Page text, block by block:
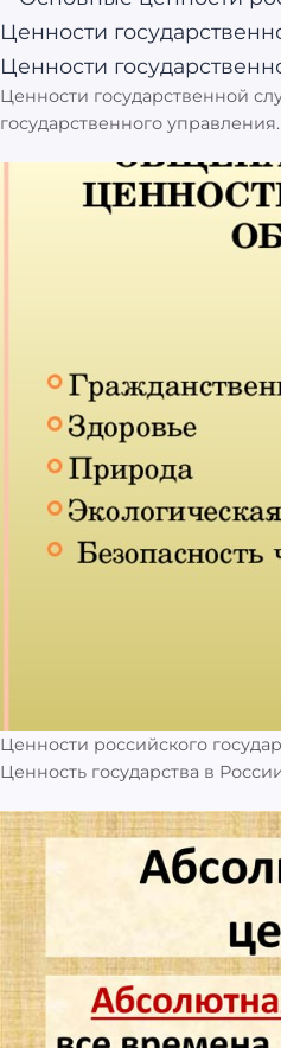
Ценности государственной
государственного
Ценности российского
Ценность государства в
Найти: